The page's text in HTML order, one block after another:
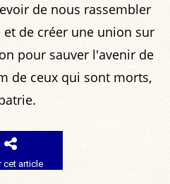
de nous rassembler
de créer une union sur
pour sauver l'avenir de
de ceux qui sont morts,
cet article